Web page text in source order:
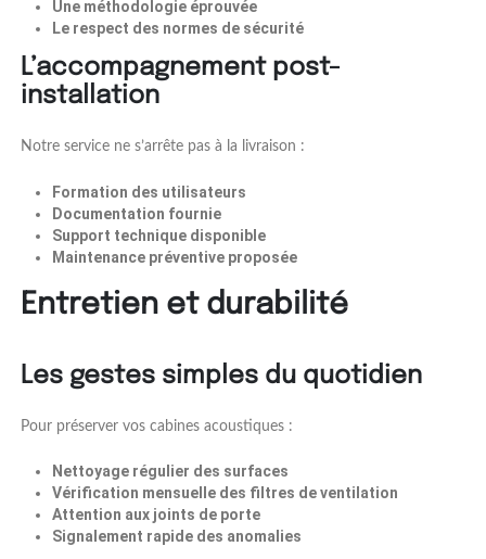
Une méthodologie éprouvée
Le respect des normes de sécurité
L’accompagnement post-
installation
Notre service ne s’arrête pas à la livraison :
Formation des utilisateurs
Documentation fournie
Support technique disponible
Maintenance préventive proposée
Entretien et durabilité
Les gestes simples du quotidien
Pour préserver vos cabines acoustiques :
Nettoyage régulier des surfaces
Vérification mensuelle des filtres de ventilation
Attention aux joints de porte
Signalement rapide des anomalies